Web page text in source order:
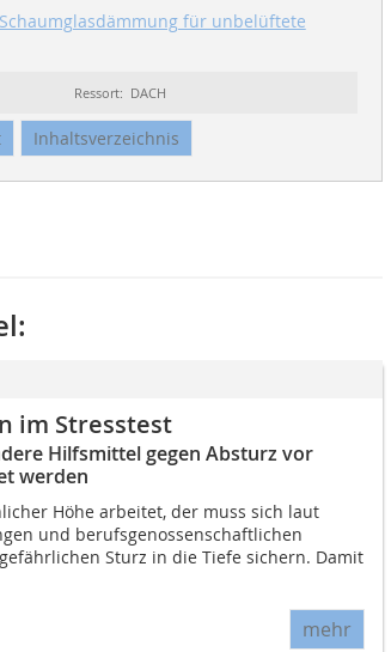
Schaumglasdämmung für unbelüftete
Ressort: DACH
Inhaltsverzeichnis
im Stresstest
Hilfsmittel gegen Absturz vor
werden
Höhe arbeitet, der muss sich laut
und berufsgenossenschaftlichen
Sturz in die Tiefe sichern. Damit
mehr